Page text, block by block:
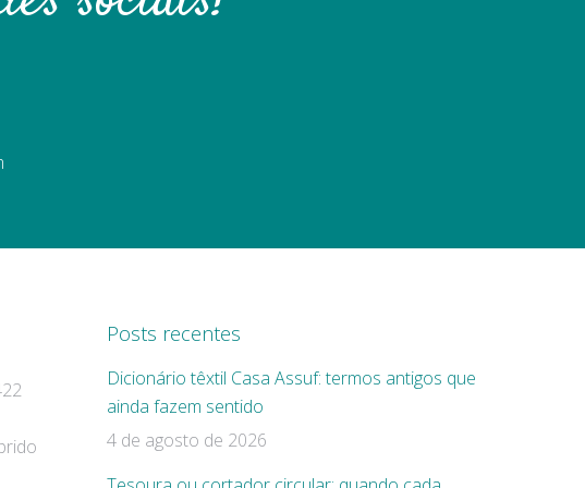
Posts recentes
Dicionário têxtil Casa Assuf: termos antigos que
ainda fazem sentido
4 de agosto de 2026